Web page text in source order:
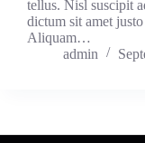
tellus. Nisl suscipit
dictum sit amet
Aliquam…
admin